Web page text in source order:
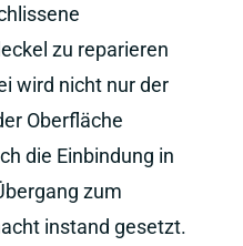
zu reparieren
wird nicht nur der
Oberfläche
die Einbindung in
zum
instand gesetzt.